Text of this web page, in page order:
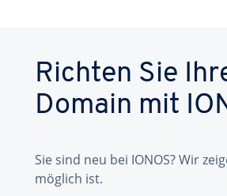
Richten Sie
Domain mit
Sie sind neu bei IONOS? Wir
möglich ist.